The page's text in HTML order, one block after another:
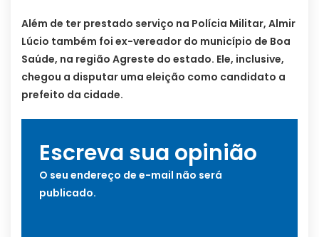
Além de ter prestado serviço na Polícia Militar, Almir
Lúcio também foi ex-vereador do município de Boa
Saúde, na região Agreste do estado. Ele, inclusive,
chegou a disputar uma eleição como candidato a
prefeito da cidade.
Escreva sua opinião
O seu endereço de e-mail não será
publicado.